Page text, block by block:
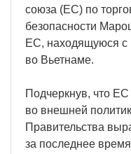
союза (ЕС) по
безопасности
ЕС, находящуюся с
во Вьетнаме.
Подчеркнув, что
во внешней
Правительства
за последнее